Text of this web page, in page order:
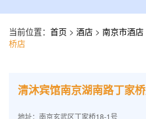
当前位置： 首页 > 酒店 > 南京市酒店
桥店
清沐宾馆南京湖南路丁家
地址：南京玄武区丁家桥18-1号